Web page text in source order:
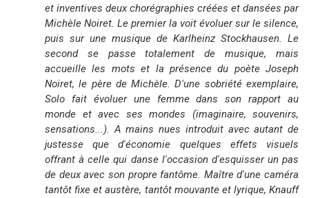
et inventives deux chorégraphies créées et dansées par
Michèle Noiret. Le premier la voit évoluer sur le silence,
puis sur une musique de Karlheinz Stockhausen. Le
second se passe totalement de musique, mais
accueille les mots et la présence du poète Joseph
Noiret, le père de Michèle. D'une sobriété exemplaire,
Solo fait évoluer une femme dans son rapport au
monde et avec ses mondes (imaginaire, souvenirs,
sensations...). A mains nues introduit avec autant de
justesse que d'économie quelques effets visuels
offrant à celle qui danse l'occasion d'esquisser un pas
de deux avec son propre fantôme. Maître d'une caméra
tantôt fixe et austère, tantôt mouvante et lyrique, Knauff